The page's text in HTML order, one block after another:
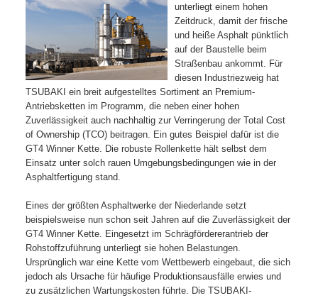
unterliegt einem hohen
Zeitdruck, damit der frische
und heiße Asphalt pünktlich
auf der Baustelle beim
Straßenbau ankommt. Für
diesen Industriezweig hat
TSUBAKI ein breit aufgestelltes Sortiment an Premium-
Antriebsketten im Programm, die neben einer hohen
Zuverlässigkeit auch nachhaltig zur Verringerung der Total Cost
of Ownership (TCO) beitragen. Ein gutes Beispiel dafür ist die
GT4 Winner Kette. Die robuste Rollenkette hält selbst dem
Einsatz unter solch rauen Umgebungsbedingungen wie in der
Asphaltfertigung stand.
Eines der größten Asphaltwerke der Niederlande setzt
beispielsweise nun schon seit Jahren auf die Zuverlässigkeit der
GT4 Winner Kette. Eingesetzt im Schrägfördererantrieb der
Rohstoffzuführung unterliegt sie hohen Belastungen.
Ursprünglich war eine Kette vom Wettbewerb eingebaut, die sich
jedoch als Ursache für häufige Produktionsausfälle erwies und
zu zusätzlichen Wartungskosten führte. Die TSUBAKI-